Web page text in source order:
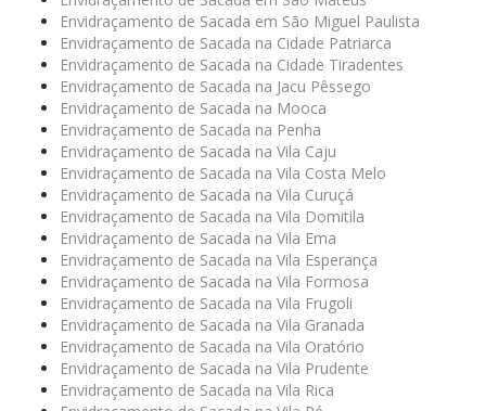
Envidraçamento de Sacada em São Miguel Paulista
Envidraçamento de Sacada na Cidade Patriarca
Envidraçamento de Sacada na Cidade Tiradentes
Envidraçamento de Sacada na Jacu Pêssego
Envidraçamento de Sacada na Mooca
Envidraçamento de Sacada na Penha
Envidraçamento de Sacada na Vila Caju
Envidraçamento de Sacada na Vila Costa Melo
Envidraçamento de Sacada na Vila Curuçá
Envidraçamento de Sacada na Vila Domitila
Envidraçamento de Sacada na Vila Ema
Envidraçamento de Sacada na Vila Esperança
Envidraçamento de Sacada na Vila Formosa
Envidraçamento de Sacada na Vila Frugoli
Envidraçamento de Sacada na Vila Granada
Envidraçamento de Sacada na Vila Oratório
Envidraçamento de Sacada na Vila Prudente
Envidraçamento de Sacada na Vila Rica